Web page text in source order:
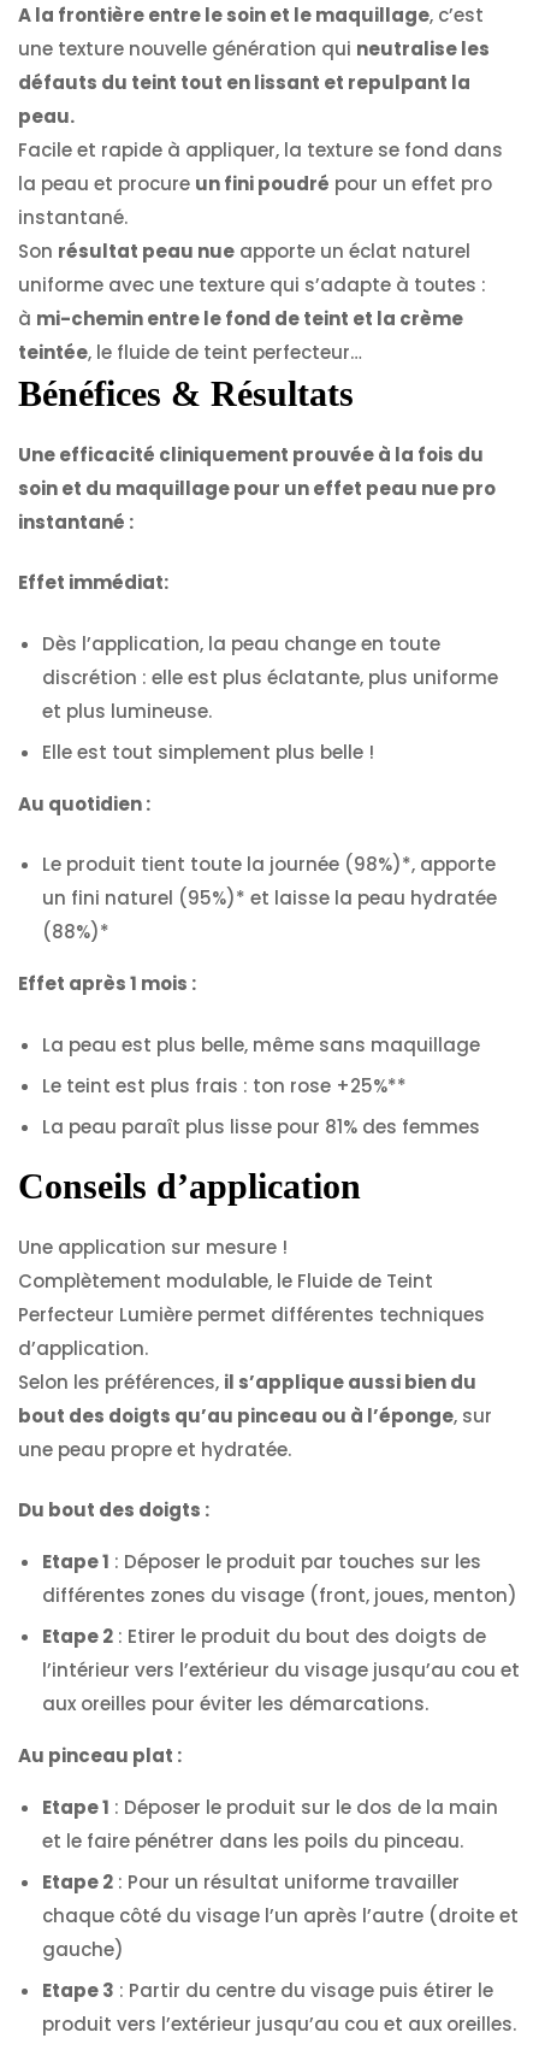
A la frontière entre le soin et le maquillage, c’est
une texture nouvelle génération qui neutralise les
défauts du teint tout en lissant et repulpant la
peau.
Facile et rapide à appliquer, la texture se fond dans
la peau et procure un fini poudré pour un effet pro
instantané.
Son résultat peau nue apporte un éclat naturel
uniforme avec une texture qui s’adapte à toutes :
à mi-chemin entre le fond de teint et la crème
teintée, le fluide de teint perfecteur…
Bénéfices & Résultats
Une efficacité cliniquement prouvée à la fois du
soin et du maquillage pour un effet peau nue pro
instantané :
Effet immédiat:
Dès l’application, la peau change en toute
discrétion : elle est plus éclatante, plus uniforme
et plus lumineuse.
Elle est tout simplement plus belle !
Au quotidien :
Le produit tient toute la journée (98%)*, apporte
un fini naturel (95%)* et laisse la peau hydratée
(88%)*
Effet après 1 mois :
La peau est plus belle, même sans maquillage
Le teint est plus frais : ton rose +25%**
La peau paraît plus lisse pour 81% des femmes
Conseils d’application
Une application sur mesure !
Complètement modulable, le Fluide de Teint
Perfecteur Lumière permet différentes techniques
d’application.
Selon les préférences, il s’applique aussi bien du
bout des doigts qu’au pinceau ou à l’éponge, sur
une peau propre et hydratée.
Du bout des doigts :
Etape 1 : Déposer le produit par touches sur les
différentes zones du visage (front, joues, menton)
Etape 2 : Etirer le produit du bout des doigts de
l’intérieur vers l’extérieur du visage jusqu’au cou et
aux oreilles pour éviter les démarcations.
Au pinceau plat :
Etape 1 : Déposer le produit sur le dos de la main
et le faire pénétrer dans les poils du pinceau.
Etape 2 : Pour un résultat uniforme travailler
chaque côté du visage l’un après l’autre (droite et
gauche)
Etape 3 : Partir du centre du visage puis étirer le
produit vers l’extérieur jusqu’au cou et aux oreilles.